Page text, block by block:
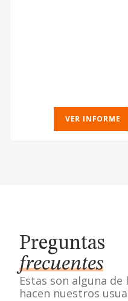
VER INFORME
Preguntas
frecuentes
Estas son alguna
hacen nuestros